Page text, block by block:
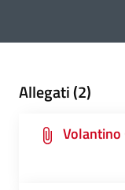
Allegati (2)
Volantino